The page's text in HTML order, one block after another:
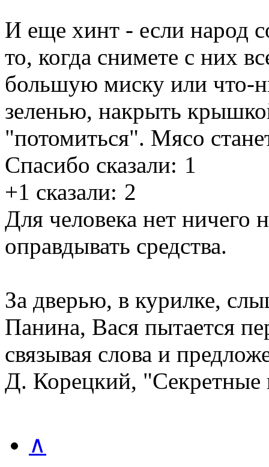
И еще хинт - если народ
то, когда снимете с них
большую миску или что-
зеленью, накрыть
"потомиться". Мясо
Спасибо сказали: 1
+1 сказали: 2
Для человека нет ничего
оправдывать средства.
За дверью, в курилке,
Панина, Вася пытается
связывая слова и
Д. Корецкий, "Секретные
∧